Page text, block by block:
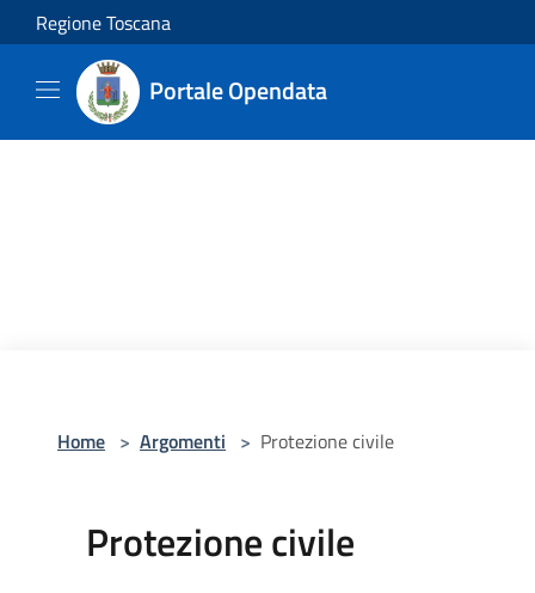
Salta al contenuto principale
Regione Toscana
Portale Opendata
Home > Argomenti > Protezione civile
Protezione civile